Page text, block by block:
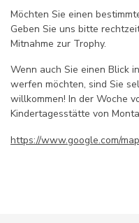
Möchten Sie einen
Geben Sie uns bitte
Mitnahme zur Trophy.
Wenn auch Sie einen Blick
werfen möchten, sind Sie
willkommen! In der Woche
Kindertagesstätte von
https://www.google.com/